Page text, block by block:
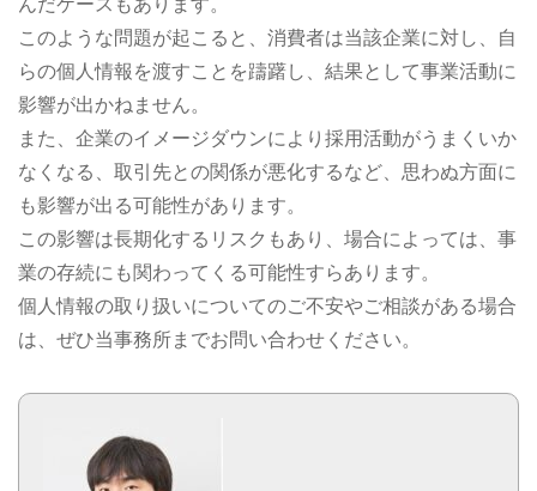
んだケースもあります。
このような問題が起こると、消費者は当該企業に対し、自
らの個人情報を渡すことを躊躇し、結果として事業活動に
影響が出かねません。
また、企業のイメージダウンにより採用活動がうまくいか
なくなる、取引先との関係が悪化するなど、思わぬ方面に
も影響が出る可能性があります。
この影響は長期化するリスクもあり、場合によっては、事
業の存続にも関わってくる可能性すらあります。
個人情報の取り扱いについてのご不安やご相談がある場合
は、ぜひ当事務所までお問い合わせください。